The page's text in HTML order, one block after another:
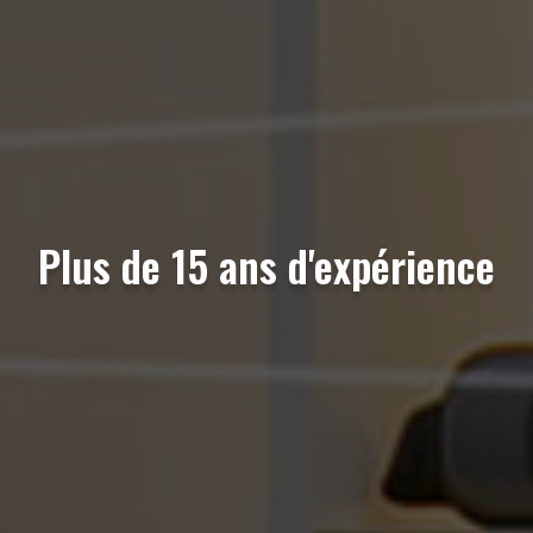
Plus de 15 ans d'expérience